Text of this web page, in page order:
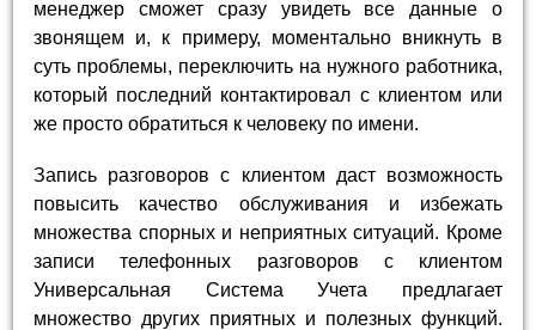
менеджер сможет сразу увидеть все данные о
звонящем и, к примеру, моментально вникнуть в
суть проблемы, переключить на нужного работника,
который последний контактировал с клиентом или
же просто обратиться к человеку по имени.
Запись разговоров с клиентом даст возможность
повысить качество обслуживания и избежать
множества спорных и неприятных ситуаций. Кроме
записи телефонных разговоров с клиентом
Универсальная Система Учета предлагает
множество других приятных и полезных функций.